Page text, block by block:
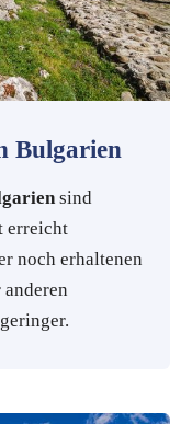
Bulgarien
sind
erreicht
noch erhaltenen